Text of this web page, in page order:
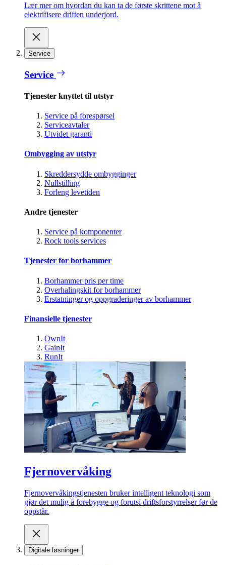
Lær mer om hvordan du kan ta de første skrittene mot å
elektrifisere driften underjord.
Service
Service
Tjenester knyttet til utstyr
Service på forespørsel
Serviceavtaler
Utvidet garanti
Ombygging av utstyr
Skreddersydde ombygginger
Nullstilling
Forleng levetiden
Andre tjenester
Service på komponenter
Rock tools services
Tjenester for borhammer
Borhammer pris per time
Overhalingskit for borhammer
Erstatninger og oppgraderinger av borhammer
Finansielle tjenester
OwnIt
GainIt
RunIt
Fjernovervåking
Fjernovervåkingstjenesten bruker intelligent teknologi som
gjør det mulig å forebygge og forutsi driftsforstyrrelser før de
oppstår.
Digitale løsninger